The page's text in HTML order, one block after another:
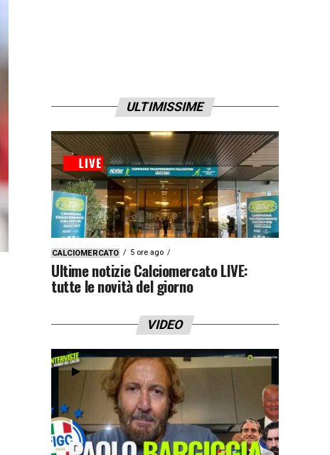
ULTIMISSIME
CALCIOMERCATO 5 ore ago
Ultime notizie Calciomercato LIVE:
tutte le novità del giorno
VIDEO